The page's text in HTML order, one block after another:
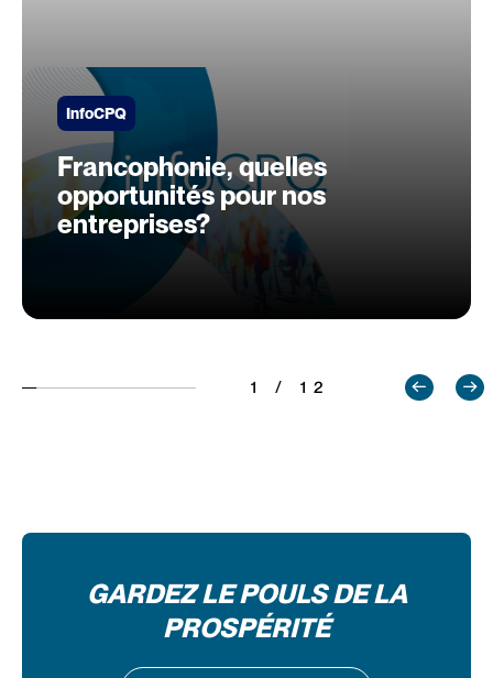
InfoCPQ
Francophonie, quelles
opportunités pour nos
entreprises?
1 / 12
GARDEZ LE POULS DE LA
PROSPÉRITÉ